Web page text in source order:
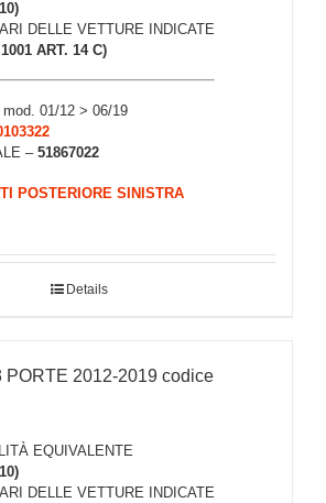
DELLE VETTURE INDICATE
ART. 14 C)
mod. 01/12 > 06/19
– 51867022
POSTERIORE SINISTRA
Details
PORTE 2012-2019 codice
EQUIVALENTE
DELLE VETTURE INDICATE